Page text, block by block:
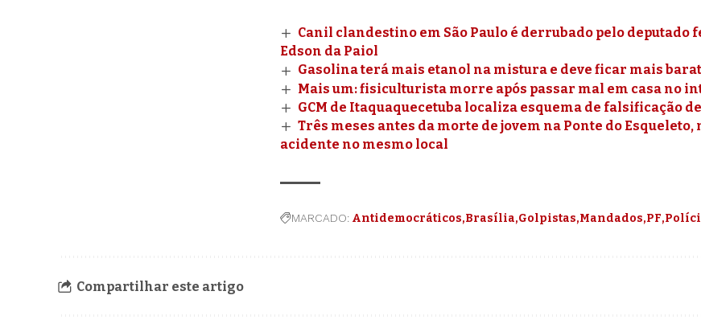
Canil clandestino em São Paulo é derrubado pelo deputado
Edson da Paiol
Gasolina terá mais etanol na mistura e deve ficar mais
Mais um: fisiculturista morre após passar mal em casa no
GCM de Itaquaquecetuba localiza esquema de falsificação
Três meses antes da morte de jovem na Ponte do
acidente no mesmo local
MARCADO: Antidemocráticos Brasília Golpistas Mandados PF
Compartilhar este artigo